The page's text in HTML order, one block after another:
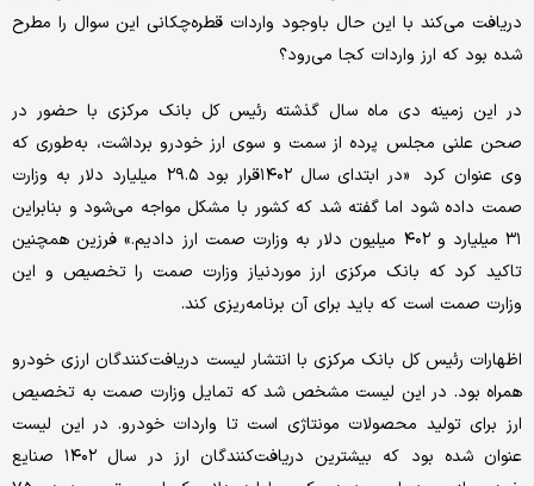
دریافت می‌کند با این حال باوجود واردات قطره‌چکانی این سوال را مطرح
شده بود که ارز واردات کجا می‌رود؟
در این زمینه دی ماه سال گذشته رئیس کل بانک مرکزی با حضور در
صحن علنی مجلس پرده از سمت و سوی ارز خودرو برداشت، به‌طوری که
وی عنوان کرد «در ابتدای سال ۱۴۰۲قرار بود ۲۹.۵ میلیارد دلار به وزارت
صمت داده شود اما گفته شد که کشور با مشکل مواجه می‌شود و بنابراین
۳۱ میلیارد و ۴۰۲ میلیون دلار به وزارت صمت ارز دادیم.» فرزین همچنین
تاکید کرد که بانک مرکزی ارز موردنیاز وزارت صمت را تخصیص و این
وزارت صمت است که باید برای آن برنامه‌‌‌‌ریزی کند.
اظهارات رئیس کل بانک مرکزی با انتشار لیست دریافت‌کنندگان ارزی خودرو
همراه بود. در این لیست مشخص شد که تمایل وزارت صمت به تخصیص
ارز برای تولید محصولات مونتاژی است تا واردات خودرو. در این لیست
عنوان شده بود که بیشترین دریافت‌‌‌کنندگان ارز در سال ۱۴۰۲ صنایع